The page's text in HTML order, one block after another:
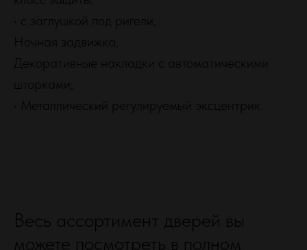
• с заглушкой под ригели;
Ночная задвижка;
Декоративные накладки с автоматическими
шторками;
• Металлический регулируемый эксцентрик.
Весь ассортимент дверей вы
можете посмотреть в полном